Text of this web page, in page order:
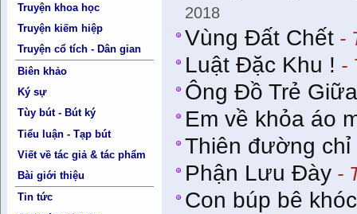
Truyện khoa học
Truyện kiếm hiệp
Truyện cổ tích - Dân gian
Biên khảo
Ký sự
Tùy bút - Bút ký
Tiểu luận - Tạp bút
Viết về tác giả & tác phẩm
Bài giới thiệu
Tin tức
2018
Vùng Đất Chết -
Luật Đặc Khu ! -
Ông Đồ Trẻ
Em về khỏa áo
Thiên đường
Phận Lưu Đày -
Con búp bê